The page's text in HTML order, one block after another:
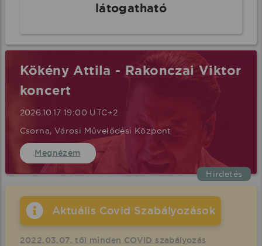
látogatható
Hirdetés
Kökény Attila - Rakonczai Viktor
koncert
2026.10.17 19:00 UTC+2
Csorna, Városi Művelődési Központ
Megnézem
Aktuális Covid Szabályozások
2022.03.07. től minden COVID szabályozás